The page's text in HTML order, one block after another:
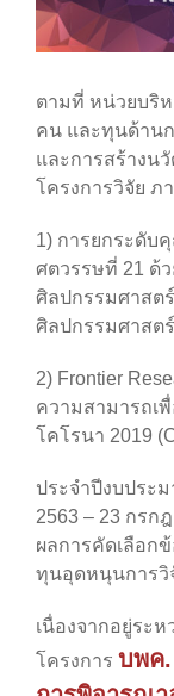
ตามที่ หน่วยบริ
คน และทุนด้าน
และการสร้างน
โครงการวิจัย ภ
1) การยกระดั
ศตวรรษที่ 21 ด้
ศิลปกรรมศาสต
ศิลปกรรมศาสตร์
2) Frontier
ความสามารถเ
โคโรนา 2019
ประจำปีงบประ
2563 – 23 กรก
ผลการคัดเลือก
ทุนอุดหนุนการวิ
เนื่องจากอยู่ระ
โครงการ บพค.